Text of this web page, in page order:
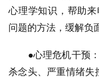
心理学知识，帮助
问题的方法，缓解负
●心理危机干预
杀念头、严重情绪失